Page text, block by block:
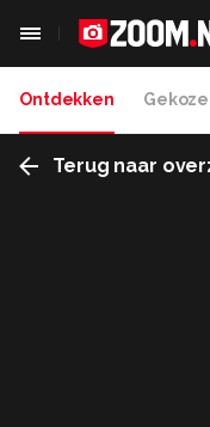
Ontdekken
Terug naar